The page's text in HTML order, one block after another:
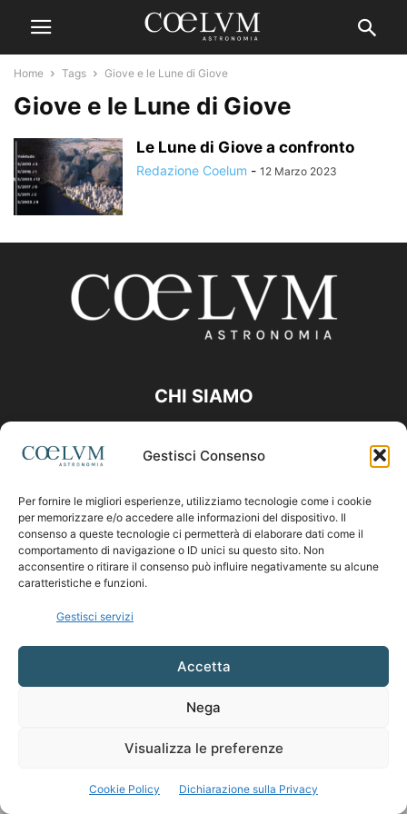
Gestisci Consenso
Per fornire le migliori esperienze, utilizziamo tecnologie come i cookie
per memorizzare e/o accedere alle informazioni del dispositivo. Il
consenso a queste tecnologie ci permetterà di elaborare dati come il
comportamento di navigazione o ID unici su questo sito. Non
acconsentire o ritirare il consenso può influire negativamente su alcune
caratteristiche e funzioni.
Gestisci servizi
Accetta
Nega
Visualizza le preferenze
Cookie Policy Dichiarazione sulla Privacy
Home Tags Giove e le Lune di Giove
Giove e le Lune di Giove
Le Lune di Giove a confronto
Redazione Coelum - 12 Marzo 2023
CHI SIAMO
Contattaci:coelumastro@coelum.com
SEGUICI